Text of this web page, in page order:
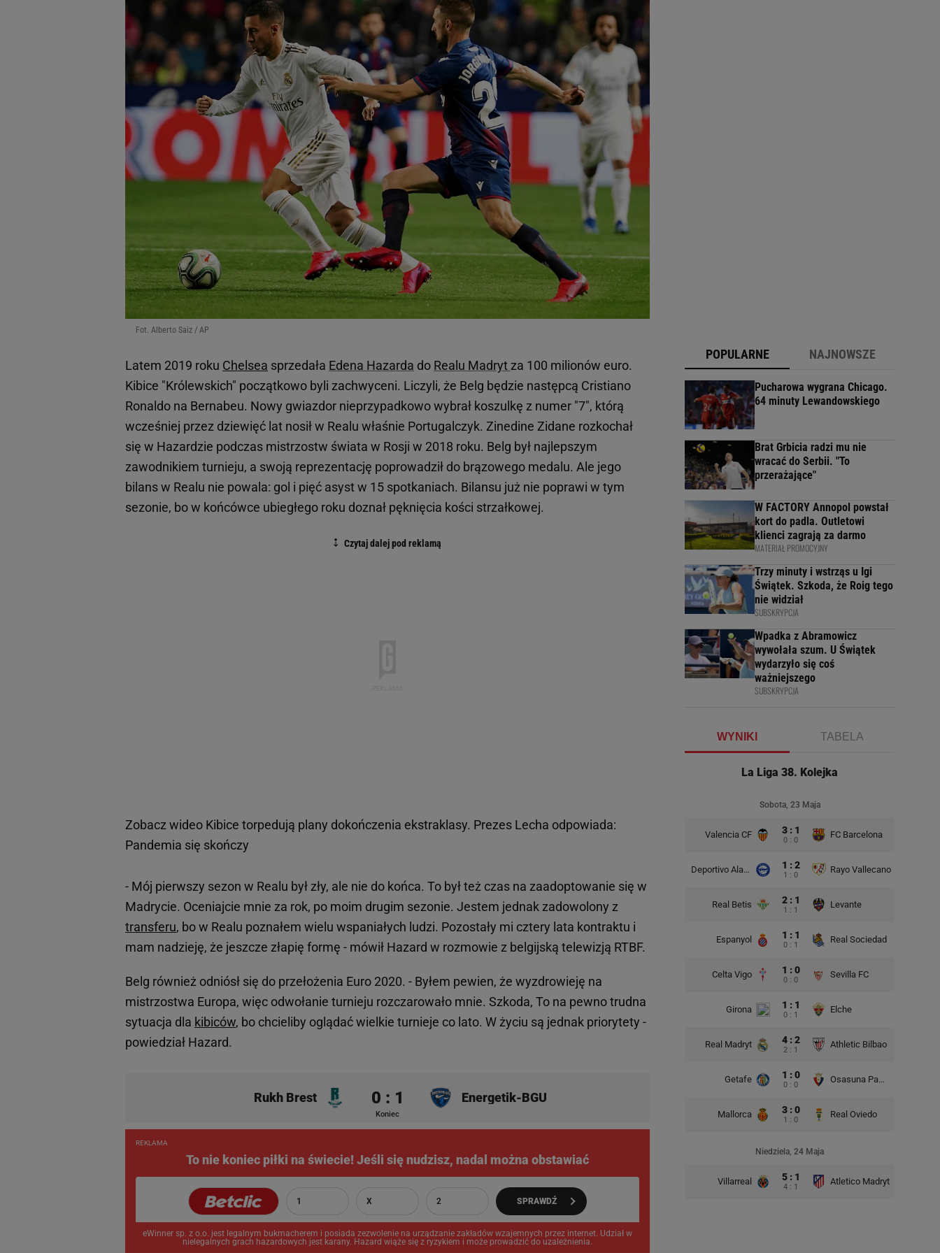
Fot. Alberto Saiz / AP
Latem 2019 roku Chelsea sprzedała Edena Hazarda do Realu Madryt za 100 milionów euro.
Kibice "Królewskich" początkowo byli zachwyceni. Liczyli, że Belg będzie następcą Cristiano
Ronaldo na Bernabeu. Nowy gwiazdor nieprzypadkowo wybrał koszulkę z numer "7", którą
wcześniej przez dziewięć lat nosił w Realu właśnie Portugalczyk. Zinedine Zidane rozkochał
się w Hazardzie podczas mistrzostw świata w Rosji w 2018 roku. Belg był najlepszym
zawodnikiem turnieju, a swoją reprezentację poprowadził do brązowego medalu. Ale jego
bilans w Realu nie powala: gol i pięć asyst w 15 spotkaniach. Bilansu już nie poprawi w tym
sezonie, bo w końcówce ubiegłego roku doznał pęknięcia kości strzałkowej.
Zobacz wideo Kibice torpedują plany dokończenia ekstraklasy. Prezes Lecha odpowiada:
Pandemia się skończy
- Mój pierwszy sezon w Realu był zły, ale nie do końca. To był też czas na zaadoptowanie się w
Madrycie. Oceniajcie mnie za rok, po moim drugim sezonie. Jestem jednak zadowolony z
transferu, bo w Realu poznałem wielu wspaniałych ludzi. Pozostały mi cztery lata kontraktu i
mam nadzieję, że jeszcze złapię formę - mówił Hazard w rozmowie z belgijską telewizją RTBF.
Belg również odniósł się do przełożenia Euro 2020. - Byłem pewien, że wyzdrowieję na
mistrzostwa Europa, więc odwołanie turnieju rozczarowało mnie. Szkoda, To na pewno trudna
sytuacja dla kibiców, bo chcieliby oglądać wielkie turnieje co lato. W życiu są jednak priorytety -
powiedział Hazard.
Rukh Brest 0 : 1
Koniec
Energetik-BGU
REKLAMA
To nie koniec piłki na świecie! Jeśli się nudzisz, nadal można obstawiać
1 X 2 SPRAWDŹ
eWinner sp. z o.o. jest legalnym bukmacherem i posiada zezwolenie na urządzanie zakładów wzajemnych przez internet. Udział w
nielegalnych grach hazardowych jest karany. Hazard wiąże się z ryzykiem i może prowadzić do uzależnienia.
POPULARNE NAJNOWSZE
Pucharowa wygrana Chicago.
64 minuty Lewandowskiego
Brat Grbicia radzi mu nie
wracać do Serbii. "To
przerażające"
W FACTORY Annopol powstał
kort do padla. Outletowi
klienci zagrają za darmo
MATERIAŁ PROMOCYJNY
Trzy minuty i wstrząs u Igi
Świątek. Szkoda, że Roig tego
nie widział
SUBSKRYPCJA
Wpadka z Abramowicz
wywołała szum. U Świątek
wydarzyło się coś
ważniejszego
SUBSKRYPCJA
WYNIKI TABELA
La Liga 38. Kolejka
Sobota, 23 Maja
Valencia CF 3 : 1
0 : 0
FC Barcelona
Deportivo Alaves 1 : 2
1 : 0
Rayo Vallecano
Real Betis 2 : 1
1 : 1
Levante
Espanyol 1 : 1
0 : 1
Real Sociedad
Celta Vigo 1 : 0
0 : 0
Sevilla FC
Girona 1 : 1
0 : 1
Elche
Real Madryt 4 : 2
2 : 1
Athletic Bilbao
Getafe 1 : 0
0 : 0
Osasuna Pampeluna
Mallorca 3 : 0
1 : 0
Real Oviedo
Niedziela, 24 Maja
Villarreal 5 : 1
4 : 1
Atletico Madryt